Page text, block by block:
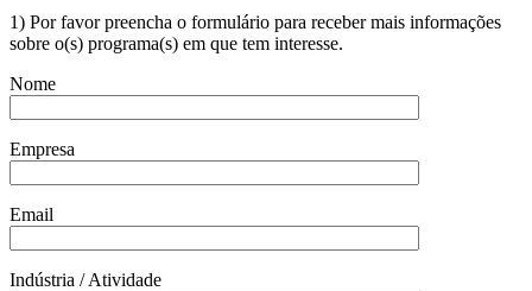
1) Por favor preencha o formulário para receber mais informações
sobre o(s) programa(s) em que tem interesse.
Nome
Empresa
Email
Indústria / Atividade